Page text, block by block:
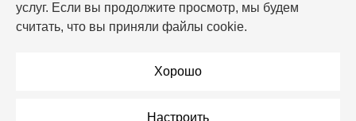
услуг. Если вы продолжите просмотр, мы будем
считать, что вы приняли файлы cookie.
Хорошо
Настроить
Мы в мессенджерах:
Режим работы: Пн–Пт: 10:00 – 19:00